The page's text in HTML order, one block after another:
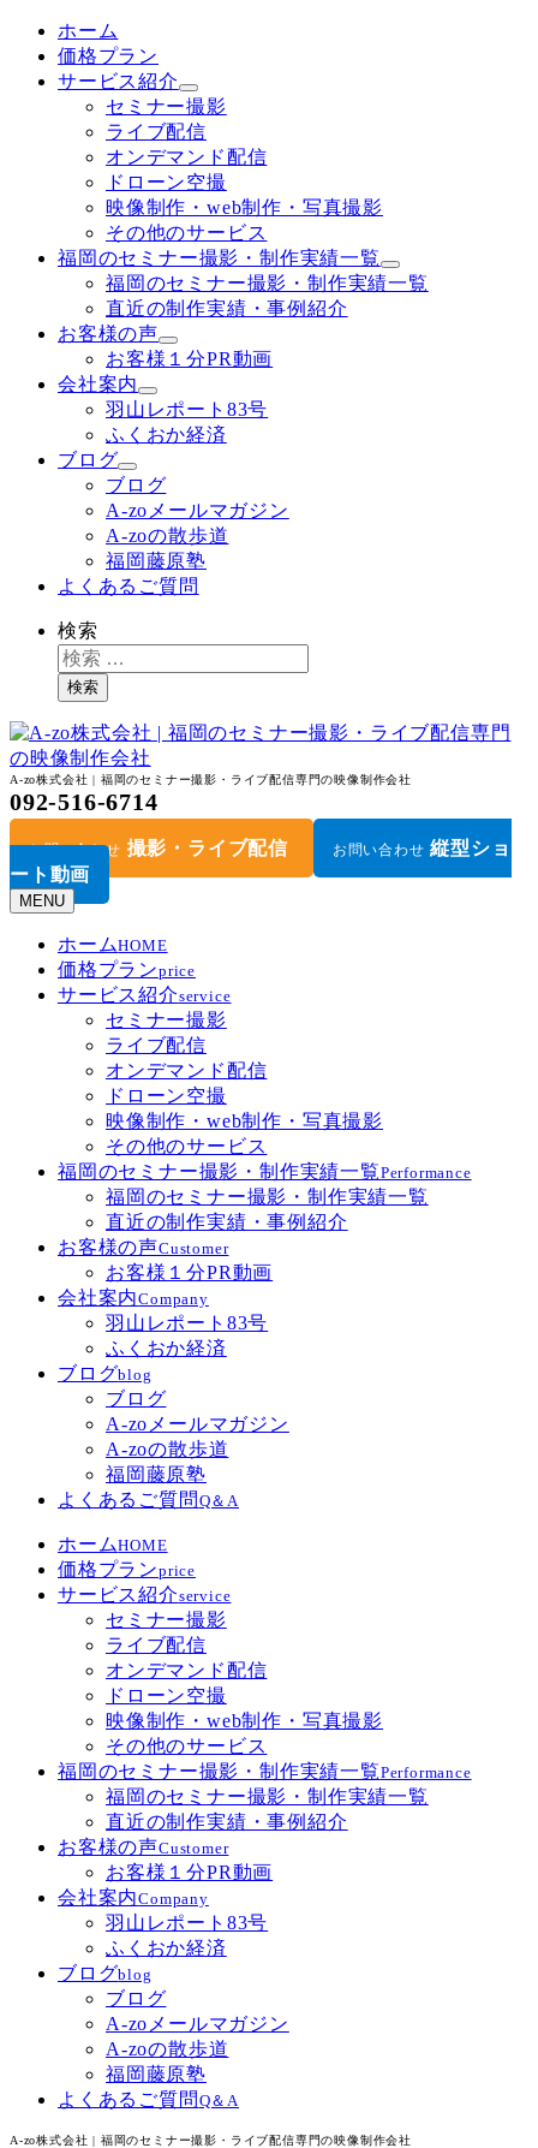
ホーム
価格プラン
サービス紹介
セミナー撮影
ライブ配信
オンデマンド配信
ドローン空撮
映像制作・web制作・写真撮影
その他のサービス
福岡のセミナー撮影・制作実績一覧
福岡のセミナー撮影・制作実績一覧
直近の制作実績・事例紹介
お客様の声
お客様１分PR動画
会社案内
羽山レポート83号
ふくおか経済
ブログ
ブログ
A-zoメールマガジン
A-zoの散歩道
福岡藤原塾
よくあるご質問
検索
検索
A-zo株式会社 | 福岡のセミナー撮影・ライブ配信専門の映像制作会社
092-516-6714
お問い合わせ 撮影・ライブ配信 お問い合わせ 縦型ショ
ート動画
MENU
ホームHOME
価格プランprice
サービス紹介service
セミナー撮影
ライブ配信
オンデマンド配信
ドローン空撮
映像制作・web制作・写真撮影
その他のサービス
福岡のセミナー撮影・制作実績一覧Performance
福岡のセミナー撮影・制作実績一覧
直近の制作実績・事例紹介
お客様の声Customer
お客様１分PR動画
会社案内Company
羽山レポート83号
ふくおか経済
ブログblog
ブログ
A-zoメールマガジン
A-zoの散歩道
福岡藤原塾
よくあるご質問 Q＆A
ホームHOME
価格プランprice
サービス紹介service
セミナー撮影
ライブ配信
オンデマンド配信
ドローン空撮
映像制作・web制作・写真撮影
その他のサービス
福岡のセミナー撮影・制作実績一覧Performance
福岡のセミナー撮影・制作実績一覧
直近の制作実績・事例紹介
お客様の声Customer
お客様１分PR動画
会社案内Company
羽山レポート83号
ふくおか経済
ブログblog
ブログ
A-zoメールマガジン
A-zoの散歩道
福岡藤原塾
よくあるご質問 Q＆A
A-zo株式会社 | 福岡のセミナー撮影・ライブ配信専門の映像制作会社